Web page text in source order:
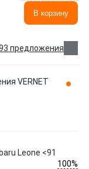
В корзину
предложения
VERNET
Leone <91
100%